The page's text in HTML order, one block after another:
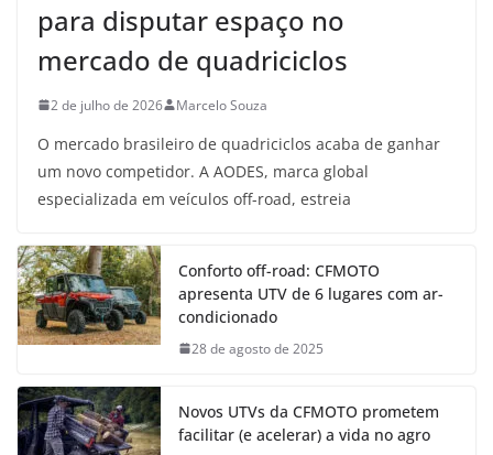
para disputar espaço no
mercado de quadriciclos
2 de julho de 2026 Marcelo Souza
O mercado brasileiro de quadriciclos acaba de ganhar
um novo competidor. A AODES, marca global
especializada em veículos off-road, estreia
Conforto off-road: CFMOTO
apresenta UTV de 6 lugares com ar-
condicionado
28 de agosto de 2025
Novos UTVs da CFMOTO prometem
facilitar (e acelerar) a vida no agro